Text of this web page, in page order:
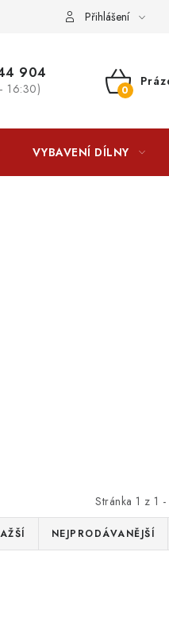
LICENCE K FOTOGRAFIÍM
Přihlášení
904
16:30)
VYBAVENÍ DÍLNY
Stránka 1 z 1 -
NEJPRODÁVANĚJŠÍ